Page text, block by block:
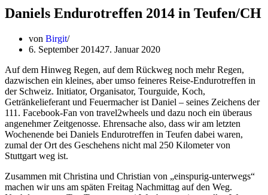
Daniels Endurotreffen 2014 in Teufen/CH
von Birgit
6. September 201427. Januar 2020
Auf dem Hinweg Regen, auf dem Rückweg noch mehr Regen,
dazwischen ein kleines, aber umso feineres Reise-Endurotreffen in
der Schweiz. Initiator, Organisator, Tourguide, Koch,
Getränkelieferant und Feuermacher ist Daniel – seines Zeichens der
111. Facebook-Fan von travel2wheels und dazu noch ein überaus
angenehmer Zeitgenosse. Ehrensache also, dass wir am letzten
Wochenende bei Daniels Endurotreffen in Teufen dabei waren,
zumal der Ort des Geschehens nicht mal 250 Kilometer von
Stuttgart weg ist.
Zusammen mit Christina und Christian von „einspurig-unterwegs“
machen wir uns am späten Freitag Nachmittag auf den Weg.